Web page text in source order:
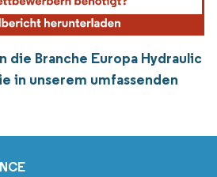
die Branche Europa Hydraulic
in unserem umfassenden